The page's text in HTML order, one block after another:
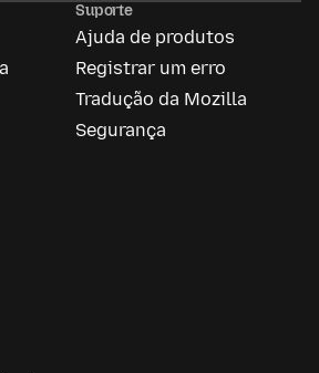
Suporte
Ajuda de produtos
Registrar um erro
Tradução da Mozilla
Segurança